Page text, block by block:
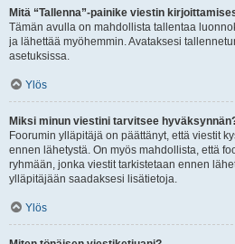
Mitä “Tallenna”-painike viestin
Tämän avulla on mahdollista tallentaa
ja lähettää myöhemmin. Avataksesi
asetuksissa.
Ylös
Miksi minun viestini tarvitsee
Foorumin ylläpitäjä on päättänyt, että viestit
ennen lähetystä. On myös mahdollista, että
ryhmään, jonka viestit tarkistetaan ennen
ylläpitäjään saadaksesi lisätietoja.
Ylös